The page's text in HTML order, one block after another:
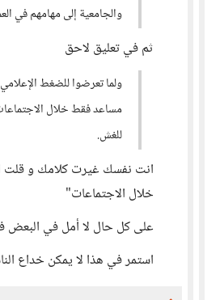
والجامعية إلى مهامهم في
ثم في تعليق لاحق
ولما تعرضوا للضغط
مساعد فقط خلال
للغش.
انت نفسك غيرت كلامك و قلت
خلال الاجتماعات"
على كل حال لا أمل في البعض
استمر في هذا لا يمكن خداع